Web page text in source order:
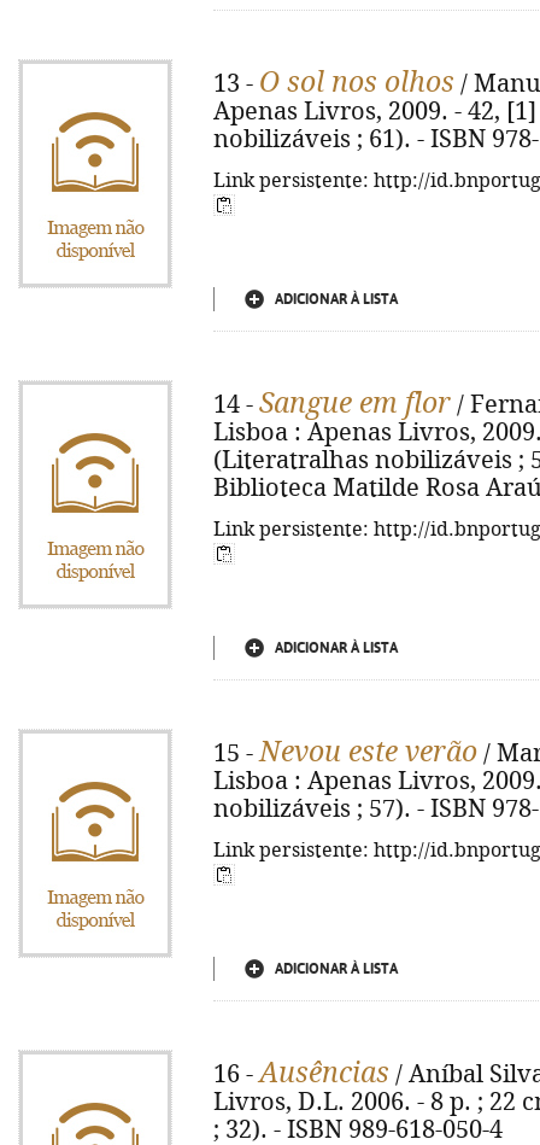
13 - O sol nos olhos /
Apenas Livros, 2009. - 42,
nobilizáveis ; 61). - ISBN
Link persistente: http://
ADICIONAR À LISTA
14 - Sangue em flor /
Lisboa : Apenas Livros,
(Literatralhas nobilizáveis ;
Biblioteca Matilde Rosa
Link persistente: http://
ADICIONAR À LISTA
15 -Nevou este verão /
Lisboa : Apenas Livros,
nobilizáveis ; 57). - ISBN
Link persistente: http://
ADICIONAR À LISTA
16 -Ausências / Aníbal
Livros, D.L. 2006. - 8 p. ; 22
; 32). - ISBN 989-618-050-4